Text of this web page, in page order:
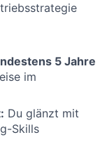
5 Jahre
im
Du glänzt mit
Skills